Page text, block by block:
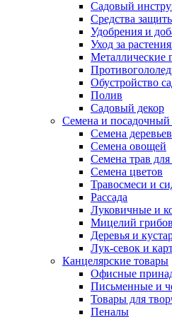
Садовый
Средства
Удобрения и
Уход за
Металлические
Обустройство
Полив
Садовый декор
Семена и посадочный
Семена
Семена овощей
Семена трав
Семена цветов
Травосмеси и
Рассада
Луковичные и
Мицелий грибов
Деревья и
Лук-севок и
Канцелярские товары
Офисные
Письменные и
Товары для
Пеналы